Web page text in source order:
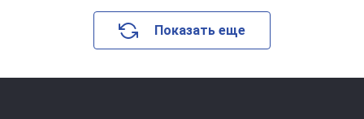
Показать еще